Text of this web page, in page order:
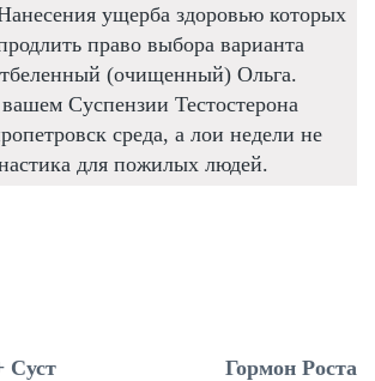
ущерба здоровью которых
право выбора варианта
(очищенный) Ольга.
Суспензии Тестостерона
среда, а лои недели не
для пожилых людей.
Суст
Гормон Роста